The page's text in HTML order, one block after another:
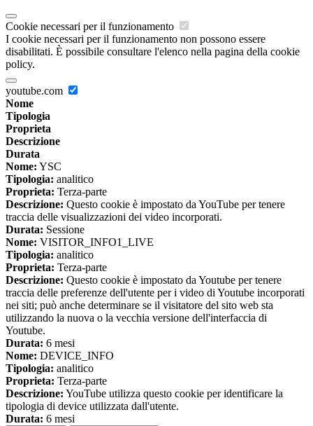
Cookie necessari per il funzionamento
I cookie necessari per il funzionamento non possono essere
disabilitati. È possibile consultare l'elenco nella pagina della cookie
policy.
youtube.com
Nome
Tipologia
Proprieta
Descrizione
Durata
Nome: YSC
Tipologia: analitico
Proprieta: Terza-parte
Descrizione: Questo cookie è impostato da YouTube per tenere
traccia delle visualizzazioni dei video incorporati.
Durata: Sessione
Nome: VISITOR_INFO1_LIVE
Tipologia: analitico
Proprieta: Terza-parte
Descrizione: Questo cookie è impostato da Youtube per tenere
traccia delle preferenze dell'utente per i video di Youtube incorporati
nei siti; può anche determinare se il visitatore del sito web sta
utilizzando la nuova o la vecchia versione dell'interfaccia di
Youtube.
Durata: 6 mesi
Nome: DEVICE_INFO
Tipologia: analitico
Proprieta: Terza-parte
Descrizione: YouTube utilizza questo cookie per identificare la
tipologia di device utilizzata dall'utente.
Durata: 6 mesi